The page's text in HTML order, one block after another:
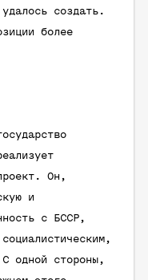
создать.
более
Он,
и
с БССР,
одной стороны,